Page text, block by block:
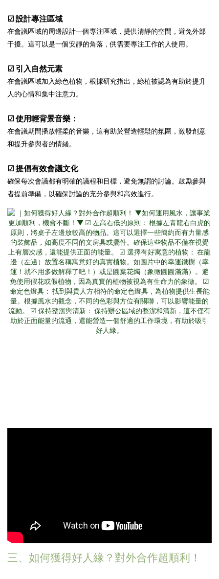
☑ 設計專注區域
在會議區域的周邊設計一個專注區域，提供清靜的空間，避免外部
干擾。這可以是一個安靜的角落，供需要專注工作的人使用。
☑ 引入自然元素
在會議區域加入綠色植物，根據研究指出，綠植被認為有助於提升
人的心情和集中注意力。
☑ 使用輕背景音樂：
在會議期間播放輕柔的音樂，這有助於營造輕鬆的氛圍，激發創意
和提升參與者的情緒。
☑ 提倡有效會議文化
確保每次會議都有明確的議程和目標，避免無謂的討論。鼓勵參與
者提前準備，以確保討論的充分參與和高效進行。
三、如何獲得好人緣？對外合作超順利！